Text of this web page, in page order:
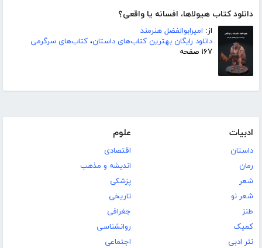
دانلود کتاب هیولاها، افسانه یا واقعی؟
از: امیرابوالفضل هنرمند
دانلود رایگان بهترین کتاب‌های داستان، کتاب‌های سرگرمی
۱۶۷ صفحه
ادبیات
داستان
رمان
شعر
شعر نو
طنز
کمیک
نثر ادبی
علوم
اقتصادی
اندیشه و مذهب
پزشکی
تاریخی
جغرافی
روانشناسی
اجتماعی